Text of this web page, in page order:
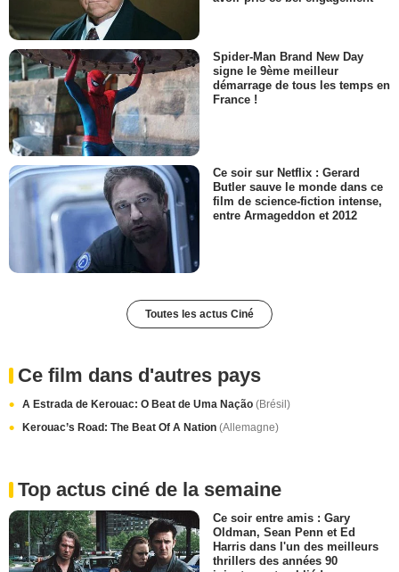
Spider-Man Brand New Day
signe le 9ème meilleur
démarrage de tous les temps en
France !
Ce soir sur Netflix : Gerard
Butler sauve le monde dans ce
film de science-fiction intense,
entre Armageddon et 2012
Toutes les actus Ciné
Ce film dans d'autres pays
A Estrada de Kerouac: O Beat de Uma Nação (Brésil)
Kerouac’s Road: The Beat Of A Nation (Allemagne)
Top actus ciné de la semaine
Ce soir entre amis : Gary
Oldman, Sean Penn et Ed
Harris dans l'un des meilleurs
thrillers des années 90